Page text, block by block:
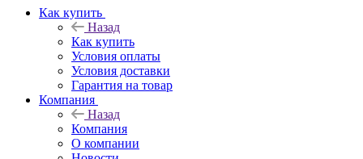
Как купить
Назад
Как купить
Условия оплаты
Условия доставки
Гарантия на товар
Компания
Назад
Компания
О компании